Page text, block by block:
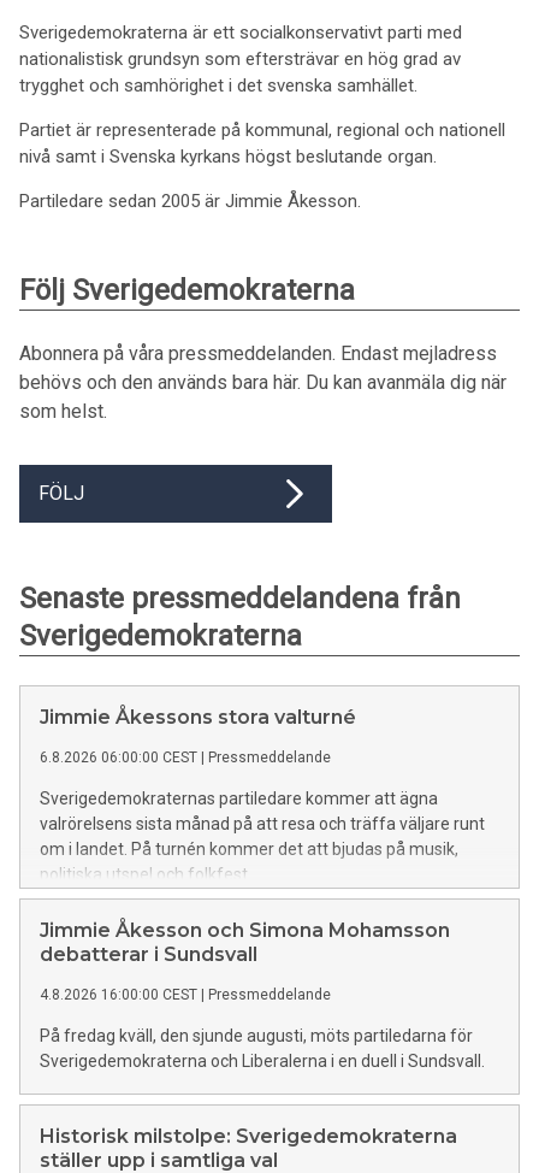
Sverigedemokraterna är ett socialkonservativt parti med
nationalistisk grundsyn som eftersträvar en hög grad av
trygghet och samhörighet i det svenska samhället.
Partiet är representerade på kommunal, regional och nationell
nivå samt i Svenska kyrkans högst beslutande organ.
Partiledare sedan 2005 är Jimmie Åkesson.
Följ Sverigedemokraterna
Abonnera på våra pressmeddelanden. Endast mejladress
behövs och den används bara här. Du kan avanmäla dig när
som helst.
FÖLJ
Senaste pressmeddelandena från
Sverigedemokraterna
Jimmie Åkessons stora valturné
6.8.2026 06:00:00 CEST Pressmeddelande
Sverigedemokraternas partiledare kommer att ägna
valrörelsens sista månad på att resa och träffa väljare runt
om i landet. På turnén kommer det att bjudas på musik,
politiska utspel och folkfest.
Jimmie Åkesson och Simona Mohamsson
debatterar i Sundsvall
4.8.2026 16:00:00 CEST Pressmeddelande
På fredag kväll, den sjunde augusti, möts partiledarna för
Sverigedemokraterna och Liberalerna i en duell i Sundsvall.
Historisk milstolpe: Sverigedemokraterna
ställer upp i samtliga val